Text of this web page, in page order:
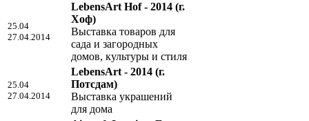
25.04
27.04.2014
LebensArt Hof - 2014 (г.
Хоф)
Выставка товаров для
сада и загородных
домов, культуры и стиля
25.04
27.04.2014
LebensArt - 2014 (г.
Потсдам)
Выставка украшений
для дома